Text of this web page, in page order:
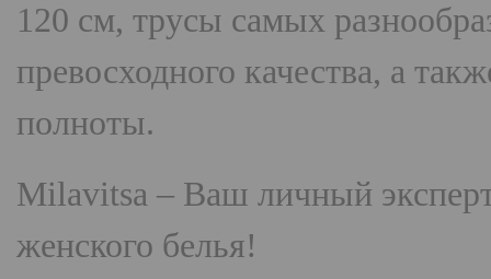
120 см, трусы самых
превосходного качества, а
полноты.
Milavitsa – Ваш личный
женского белья!